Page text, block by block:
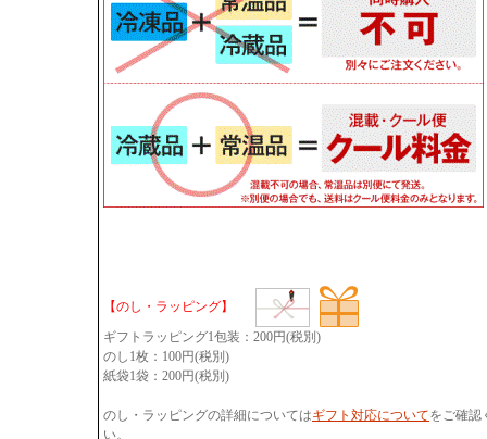
【のし・ラッピング】
ギフトラッピング1包装：200円(税別)
のし1枚：100円(税別)
紙袋1袋：200円(税別)
のし・ラッピングの詳細についてはギフト対応についてをご確認
い。